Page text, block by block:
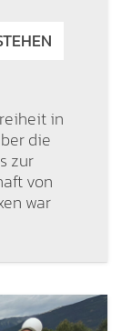
in
die
zur
von
war